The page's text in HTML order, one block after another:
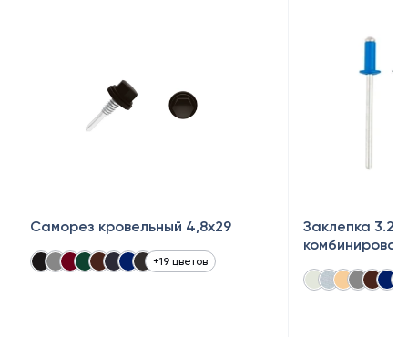
Саморез кровельный 4,8x29
+19 цветов
Заклепка